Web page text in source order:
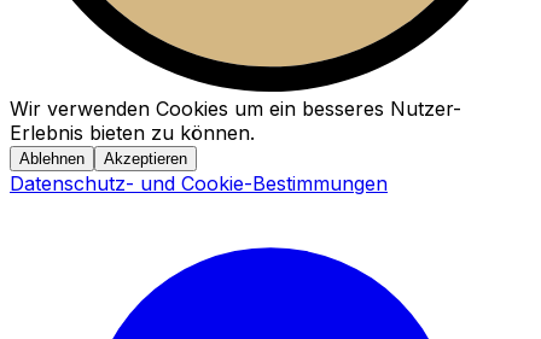
Wir verwenden Cookies um ein besseres Nutzer-
Erlebnis bieten zu können.
Ablehnen Akzeptieren
Datenschutz- und Cookie-Bestimmungen